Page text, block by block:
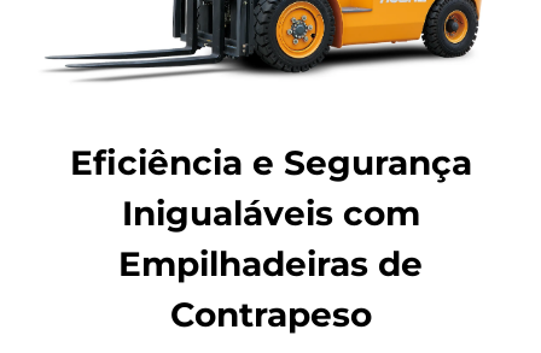
Eficiência e Segurança
Inigualáveis com
Empilhadeiras de
Contrapeso